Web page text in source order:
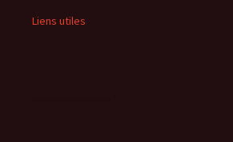
Liens utiles